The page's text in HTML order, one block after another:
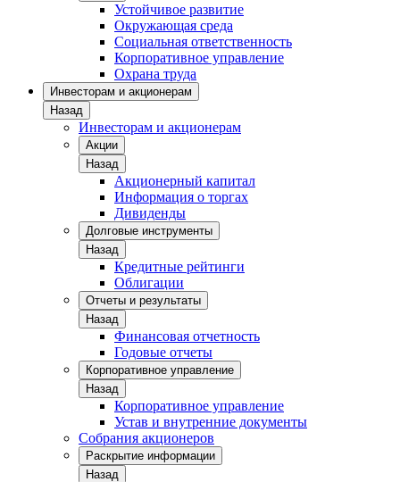
Устойчивое развитие
Окружающая среда
Социальная ответственность
Корпоративное управление
Охрана труда
Инвесторам и акционерам
Назад
Инвесторам и акционерам
Акции
Назад
Акционерный капитал
Информация о торгах
Дивиденды
Долговые инструменты
Назад
Кредитные рейтинги
Облигации
Отчеты и результаты
Назад
Финансовая отчетность
Годовые отчеты
Корпоративное управление
Назад
Корпоративное управление
Устав и внутренние документы
Собрания акционеров
Раскрытие информации
Назад